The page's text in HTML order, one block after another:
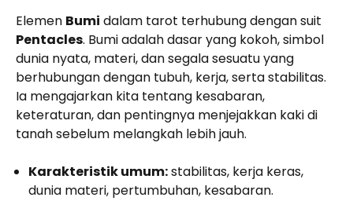
Elemen Bumi dalam tarot terhubung dengan suit
Pentacles. Bumi adalah dasar yang kokoh, simbol
dunia nyata, materi, dan segala sesuatu yang
berhubungan dengan tubuh, kerja, serta stabilitas.
Ia mengajarkan kita tentang kesabaran,
keteraturan, dan pentingnya menjejakkan kaki di
tanah sebelum melangkah lebih jauh.
Karakteristik umum:stabilitas, kerja keras,
dunia materi, pertumbuhan, kesabaran.